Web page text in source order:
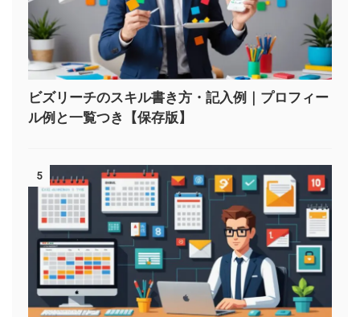
ビズリーチのスキル書き方・記入例｜プロフィー
ル例と一覧つき【保存版】
5